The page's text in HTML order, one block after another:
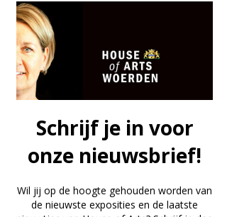
Na drie weken komt u terug om uw
kunstwerk in de glazuur te zetten. De
datum bespreken we op de middag van het
boetseren. U heeft keus uit meer dan 40
kleuren glazuur. Met een kwast zet u de
glazuur op uw werk. Meerdere kleuren is
mogelijk maar ook uni kan prachtig zijn?
De werken gaan wederom de keramiekoven
graden (glazuurstook) .
In de week erna staan de kunstwerken klaar
in House of Arts.
op vrijdag of zaterdag tussen 11:00 uur en
16:00 uur.